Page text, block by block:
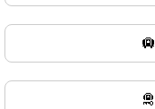
🛄
🛅